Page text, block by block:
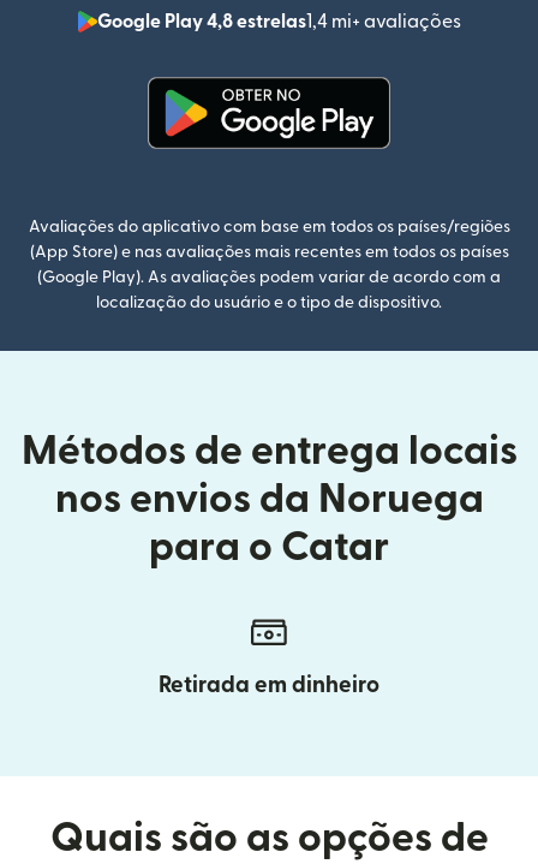
Google Play 4,8 estrelas1,4 mi+ avaliações
(abre
Avaliações do aplicativo com base em todos os países/regiões
(App Store) e nas avaliações mais recentes em todos os países
(Google Play). As avaliações podem variar de acordo com a
localização do usuário e o tipo de dispositivo.
Métodos de entrega locais
nos envios da Noruega
para o Catar
Retirada em dinheiro
Quais são as opções de